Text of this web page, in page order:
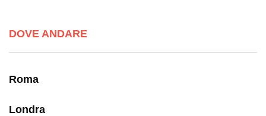
DOVE ANDARE
Roma
Londra